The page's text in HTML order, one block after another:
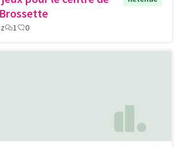
1 0